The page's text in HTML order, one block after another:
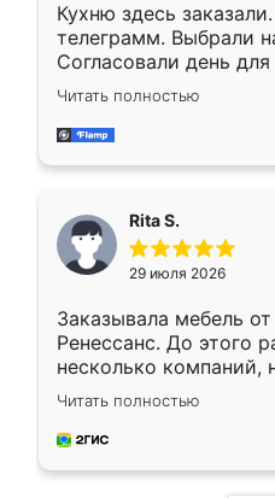
Кухню здесь
телеграмм. Выбрали
Согласовали день
недели кухня была
довольны работой.
мебель за
Читать полностью
Rita S.
29 июля 2026
Заказывала мебель
Ренессанс. До этого
несколько компаний,
эту. Сначала
приехал замерщик,
и снял размеры.
Читать полностью